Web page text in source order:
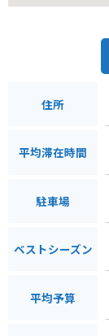
住所
平均滞在時間
駐車場
ベストシーズン
平均予算